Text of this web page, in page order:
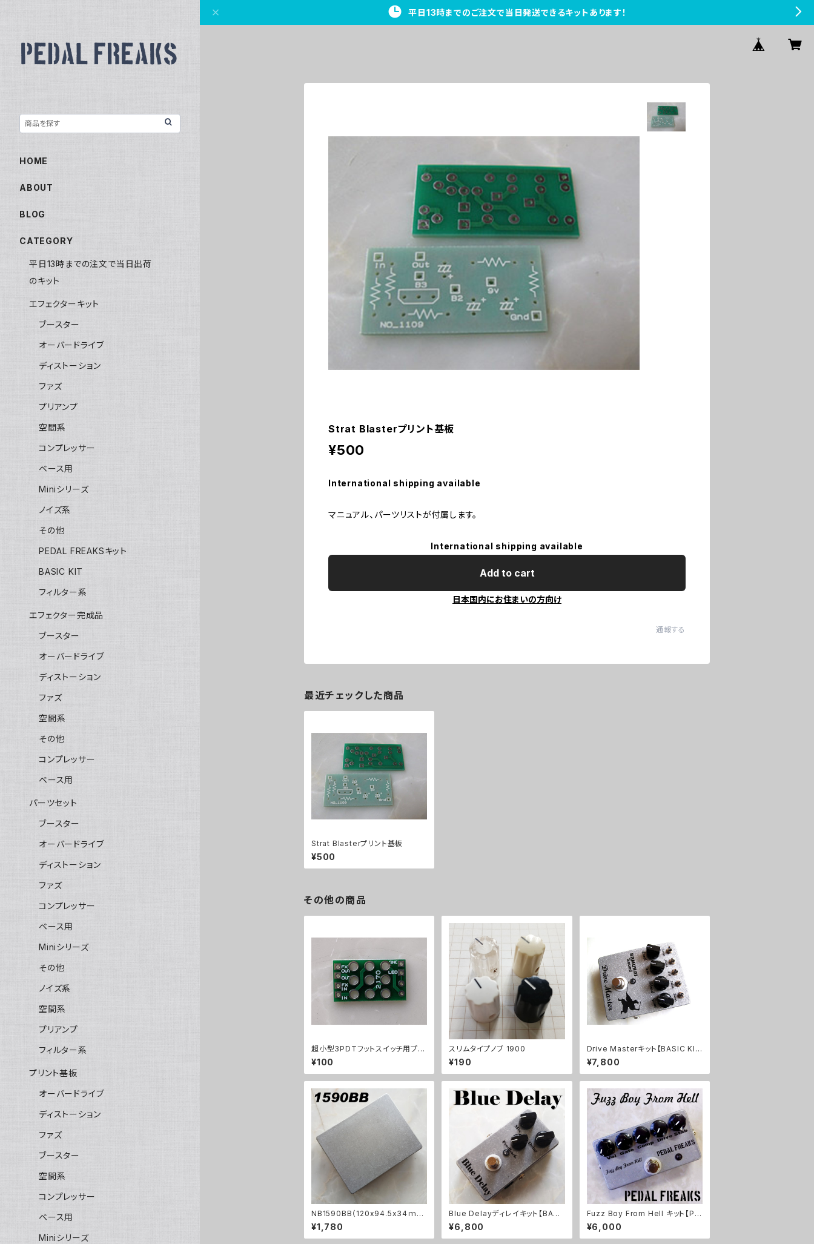
平日13時までのご注文で当日発送できるキットあります！
Strat Blasterプリント基板
¥500
International shipping available
マニュアル、パーツリストが付属します。
International shipping available
Add to cart
日本国内にお住まいの方向け
通報する
最近チェックした商品
Strat Blasterプリント基板
¥500
その他の商品
超小型3PDTフットスイッチ用プリ
ント基板トゥルーバイパス用2170
¥100
スリムタイプノブ 1900
¥190
Drive Masterキット【BASIC KI
T】
¥7,800
NB1590BB（120x94.5x34ｍ
ｍ）アルミダイキャストケース
¥1,780
Blue Delayディレイキット【BASI
C KIT】
¥6,800
Fuzz Boy From Hell キット【PE
DAL FREAKS】
¥6,000
HOME
ABOUT
BLOG
CATEGORY
平日13時までの注文で当日出荷
のキット
エフェクターキット
ブースター
オーバードライブ
ディストーション
ファズ
プリアンプ
空間系
コンプレッサー
ベース用
Miniシリーズ
ノイズ系
その他
PEDAL FREAKSキット
BASIC KIT
フィルター系
エフェクター完成品
ブースター
オーバードライブ
ディストーション
ファズ
空間系
その他
コンプレッサー
ベース用
パーツセット
ブースター
オーバードライブ
ディストーション
ファズ
コンプレッサー
ベース用
Miniシリーズ
その他
ノイズ系
空間系
プリアンプ
フィルター系
プリント基板
オーバードライブ
ディストーション
ファズ
ブースター
空間系
コンプレッサー
ベース用
Miniシリーズ